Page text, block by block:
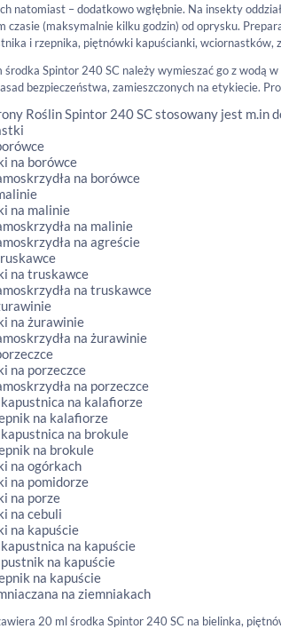
natomiast – dodatkowo wgłębnie. Na insekty
czasie (maksymalnie kilku godzin) od oprysku.
i rzepnika, piętnówki kapuścianki, wciornastków,
środka Spintor 240 SC należy wymieszać go z wodą
bezpieczeństwa, zamieszczonych na etykiecie.
Roślin Spintor 240 SC stosowany jest m.in
na borówce
na borówce
na malinie
na malinie
na agreście
na truskawce
na truskawce
na żurawinie
na żurawinie
na porzeczce
na porzeczce
na kalafiorze
na kalafiorze
na brokule
na brokule
na ogórkach
na pomidorze
na porze
na cebuli
na kapuście
na kapuście
na kapuście
na kapuście
na ziemniakach
20 ml środka Spintor 240 SC na bielinka,